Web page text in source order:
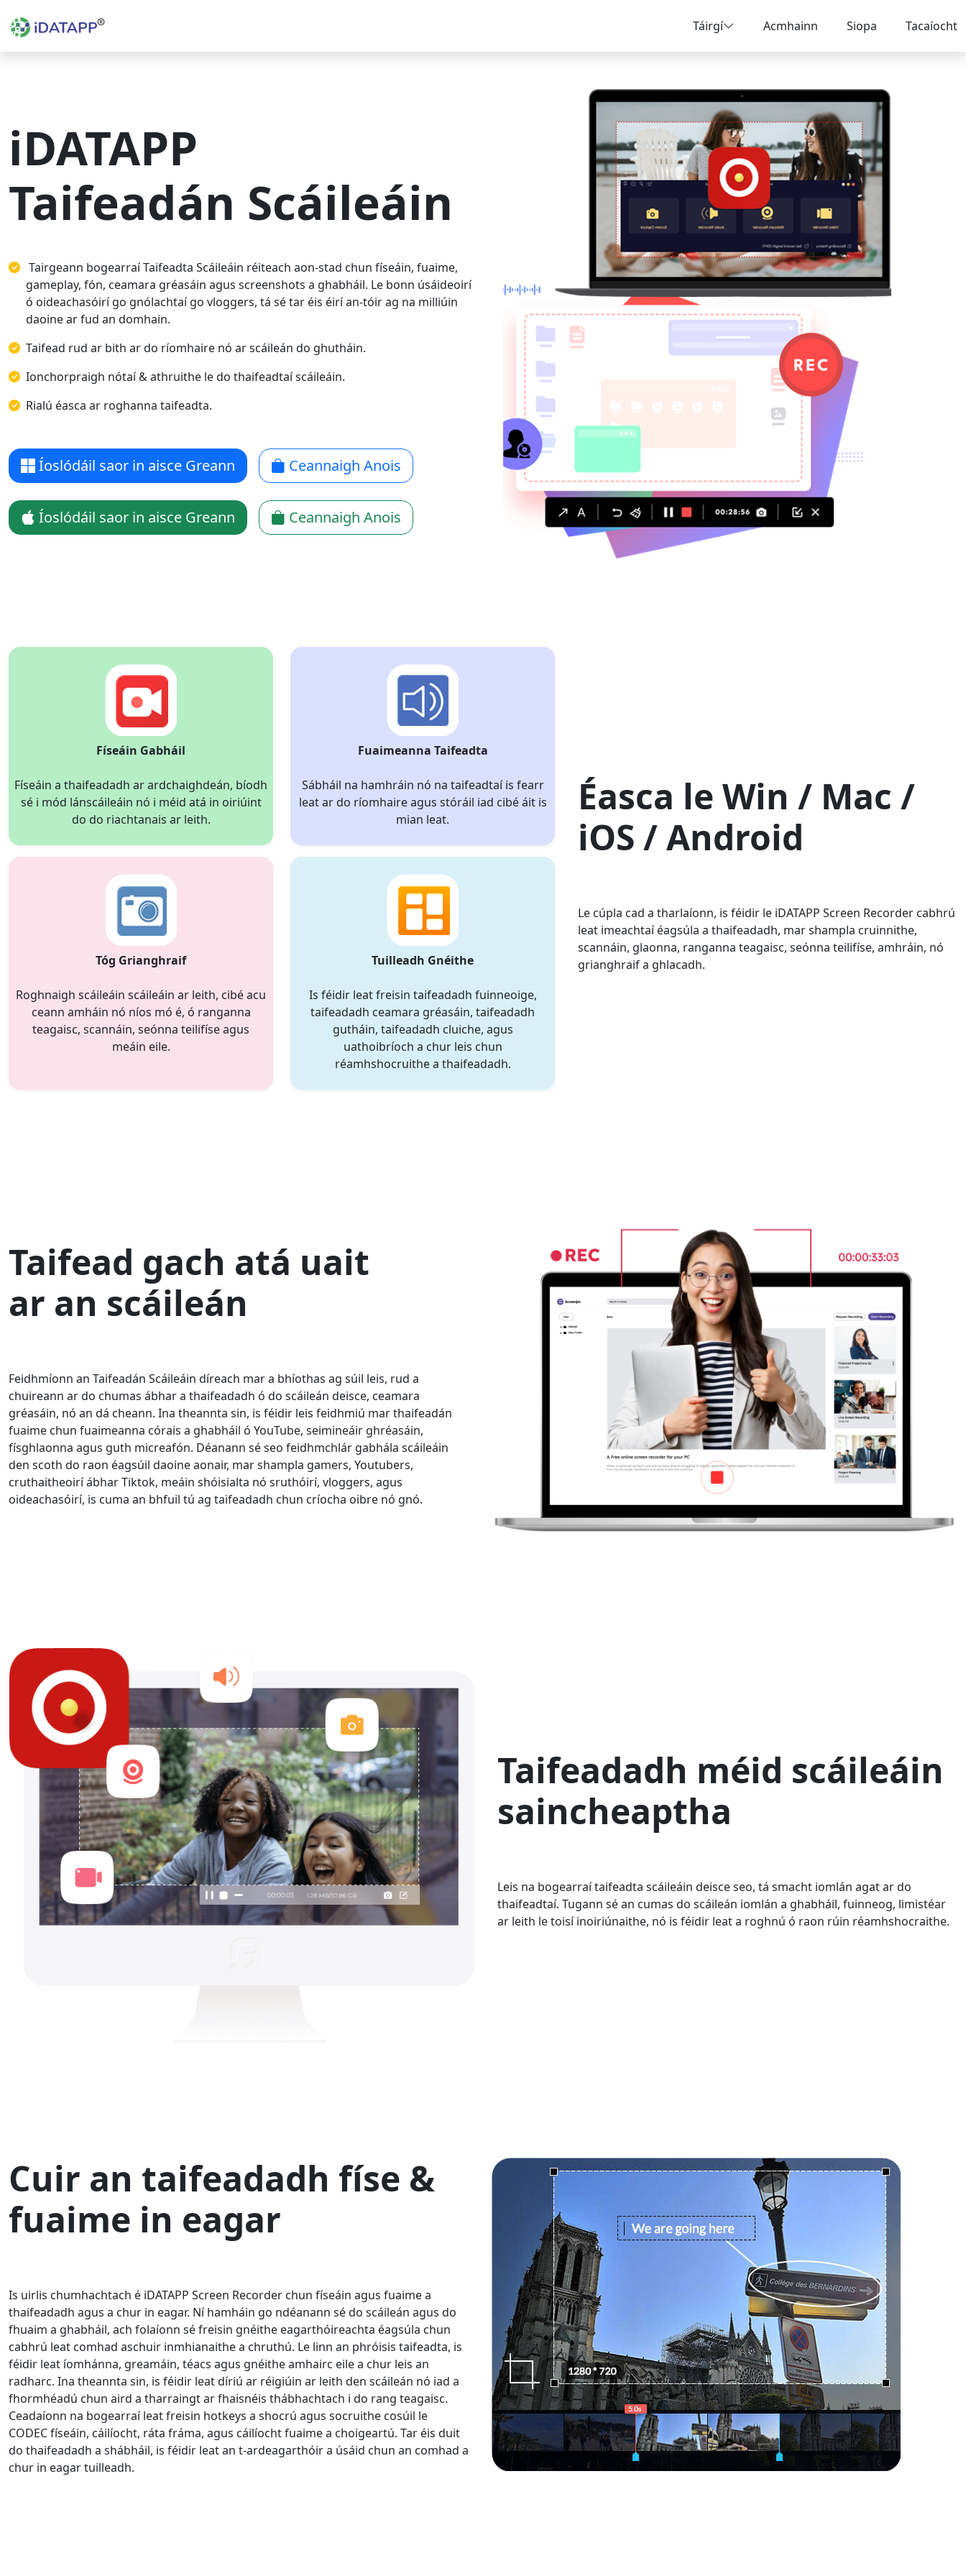
Táirgí Acmhainn Siopa Tacaíocht
iDATAPP
Taifeadán Scáileáin
Tairgeann bogearraí Taifeadta Scáileáin réiteach aon-stad chun físeáin, fuaime,
gameplay, fón, ceamara gréasáin agus screenshots a ghabháil. Le bonn úsáideoirí
ó oideachasóirí go gnólachtaí go vloggers, tá sé tar éis éirí an-tóir ag na milliúin
daoine ar fud an domhain.
Taifead rud ar bith ar do ríomhaire nó ar scáileán do ghutháin.
Ionchorpraigh nótaí & athruithe le do thaifeadtaí scáileáin.
Rialú éasca ar roghanna taifeadta.
Íoslódáil saor in aisce Greann Ceannaigh Anois
Íoslódáil saor in aisce Greann Ceannaigh Anois
Físeáin Gabháil
Físeáin a thaifeadadh ar ardchaighdeán, bíodh
sé i mód lánscáileáin nó i méid atá in oiriúint
do do riachtanais ar leith.
Fuaimeanna Taifeadta
Sábháil na hamhráin nó na taifeadtaí is fearr
leat ar do ríomhaire agus stóráil iad cibé áit is
mian leat.
Tóg Grianghraif
Roghnaigh scáileáin scáileáin ar leith, cibé acu
ceann amháin nó níos mó é, ó ranganna
teagaisc, scannáin, seónna teilifíse agus
meáin eile.
Tuilleadh Gnéithe
Is féidir leat freisin taifeadadh fuinneoige,
taifeadadh ceamara gréasáin, taifeadadh
gutháin, taifeadadh cluiche, agus
uathoibríoch a chur leis chun
réamhshocruithe a thaifeadadh.
Éasca le Win / Mac /
iOS / Android
Le cúpla cad a tharlaíonn, is féidir le iDATAPP Screen Recorder cabhrú
leat imeachtaí éagsúla a thaifeadadh, mar shampla cruinnithe,
scannáin, glaonna, ranganna teagaisc, seónna teilifíse, amhráin, nó
grianghraif a ghlacadh.
Taifead gach atá uait
ar an scáileán
Feidhmíonn an Taifeadán Scáileáin díreach mar a bhíothas ag súil leis, rud a
chuireann ar do chumas ábhar a thaifeadadh ó do scáileán deisce, ceamara
gréasáin, nó an dá cheann. Ina theannta sin, is féidir leis feidhmiú mar thaifeadán
fuaime chun fuaimeanna córais a ghabháil ó YouTube, seimineáir ghréasáin,
físghlaonna agus guth micreafón. Déanann sé seo feidhmchlár gabhála scáileáin
den scoth do raon éagsúil daoine aonair, mar shampla gamers, Youtubers,
cruthaitheoirí ábhar Tiktok, meáin shóisialta nó sruthóirí, vloggers, agus
oideachasóirí, is cuma an bhfuil tú ag taifeadadh chun críocha oibre nó gnó.
Taifeadadh méid scáileáin
saincheaptha
Leis na bogearraí taifeadta scáileáin deisce seo, tá smacht iomlán agat ar do
thaifeadtaí. Tugann sé an cumas do scáileán iomlán a ghabháil, fuinneog, limistéar
ar leith le toisí inoiriúnaithe, nó is féidir leat a roghnú ó raon rúin réamhshocraithe.
Cuir an taifeadadh físe &
fuaime in eagar
Is uirlis chumhachtach é iDATAPP Screen Recorder chun físeáin agus fuaime a
thaifeadadh agus a chur in eagar. Ní hamháin go ndéanann sé do scáileán agus do
fhuaim a ghabháil, ach folaíonn sé freisin gnéithe eagarthóireachta éagsúla chun
cabhrú leat comhad aschuir inmhianaithe a chruthú. Le linn an phróisis taifeadta, is
féidir leat íomhánna, greamáin, téacs agus gnéithe amhairc eile a chur leis an
radharc. Ina theannta sin, is féidir leat díriú ar réigiúin ar leith den scáileán nó iad a
fhormhéadú chun aird a tharraingt ar fhaisnéis thábhachtach i do rang teagaisc.
Ceadaíonn na bogearraí leat freisin hotkeys a shocrú agus socruithe cosúil le
CODEC físeáin, cáilíocht, ráta fráma, agus cáilíocht fuaime a choigeartú. Tar éis duit
do thaifeadadh a shábháil, is féidir leat an t-ardeagarthóir a úsáid chun an comhad a
chur in eagar tuilleadh.
Tiếng Việt
日本
繁體中文